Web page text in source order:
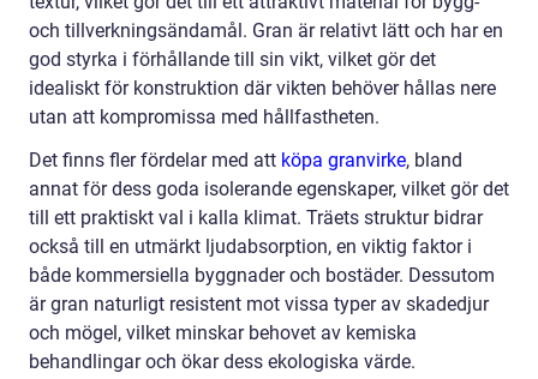
och tillverkningsändamål. Gran är relativt lätt och har en
god styrka i förhållande till sin vikt, vilket gör det
idealiskt för konstruktion där vikten behöver hållas nere
utan att kompromissa med hållfastheten.
Det finns fler fördelar med att köpa granvirke, bland
annat för dess goda isolerande egenskaper, vilket gör det
till ett praktiskt val i kalla klimat. Träets struktur bidrar
också till en utmärkt ljudabsorption, en viktig faktor i
både kommersiella byggnader och bostäder. Dessutom
är gran naturligt resistent mot vissa typer av skadedjur
och mögel, vilket minskar behovet av kemiska
behandlingar och ökar dess ekologiska värde.